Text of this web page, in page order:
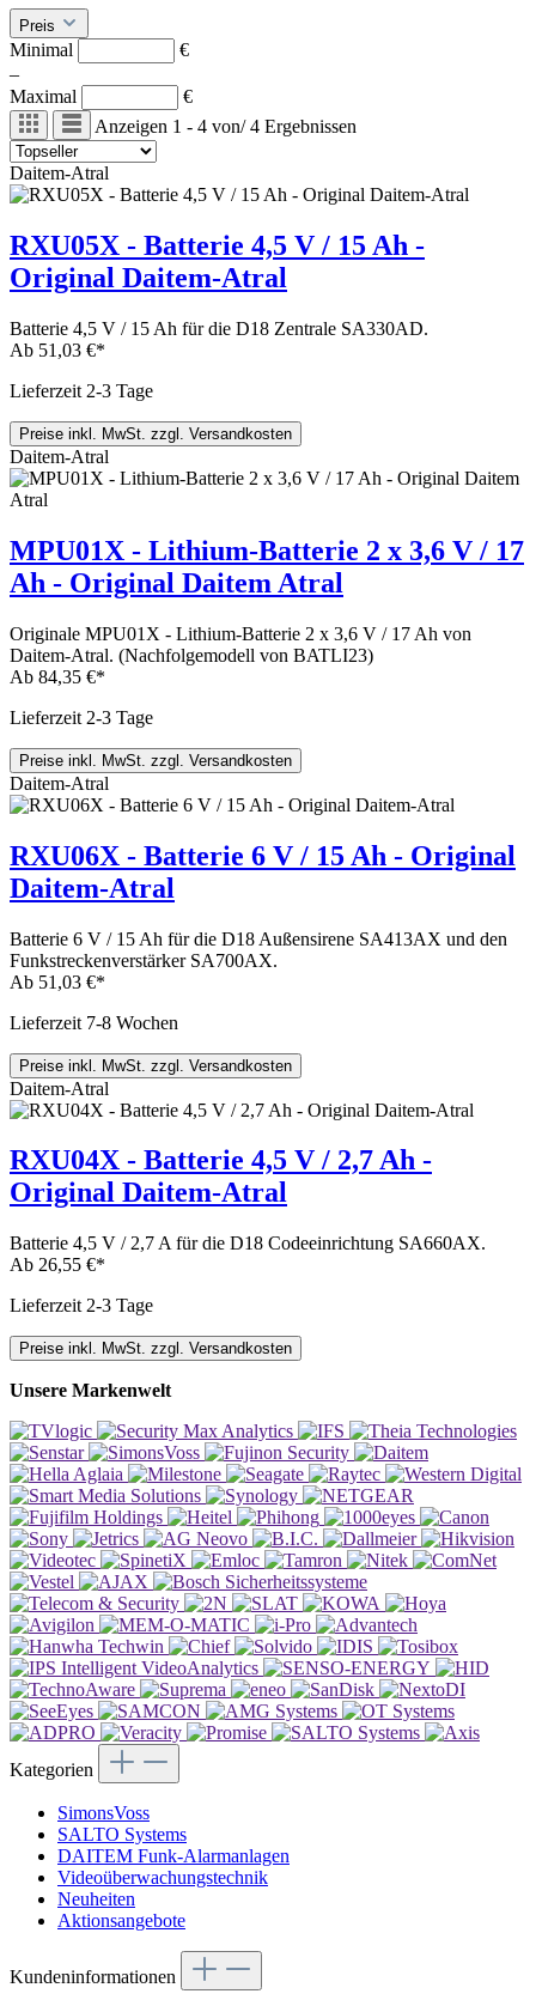
Preis
Minimal
€
–
Maximal
€
Anzeigen 1 - 4 von/4 Ergebnissen
Daitem-Atral
RXU05X - Batterie 4,5 V / 15 Ah -
Original Daitem-Atral
Batterie 4,5 V / 15 Ah für die D18 Zentrale SA330AD.
Ab 51,03 €*
Lieferzeit 2-3 Tage
Preise inkl. MwSt. zzgl. Versandkosten
Daitem-Atral
MPU01X - Lithium-Batterie 2 x 3,6 V / 17
Ah - Original Daitem Atral
Originale MPU01X - Lithium-Batterie 2 x 3,6 V / 17 Ah von
Daitem-Atral. (Nachfolgemodell von BATLI23)
Ab 84,35 €*
Lieferzeit 2-3 Tage
Preise inkl. MwSt. zzgl. Versandkosten
Daitem-Atral
RXU06X - Batterie 6 V / 15 Ah - Original
Daitem-Atral
Batterie 6 V / 15 Ah für die D18 Außensirene SA413AX und den
Funkstreckenverstärker SA700AX.
Ab 51,03 €*
Lieferzeit 7-8 Wochen
Preise inkl. MwSt. zzgl. Versandkosten
Daitem-Atral
RXU04X - Batterie 4,5 V / 2,7 Ah -
Original Daitem-Atral
Batterie 4,5 V / 2,7 A für die D18 Codeeinrichtung SA660AX.
Ab 26,55 €*
Lieferzeit 2-3 Tage
Preise inkl. MwSt. zzgl. Versandkosten
Unsere Markenwelt
Kategorien
SimonsVoss
SALTO Systems
DAITEM Funk-Alarmanlagen
Videoüberwachungstechnik
Neuheiten
Aktionsangebote
Kundeninformationen